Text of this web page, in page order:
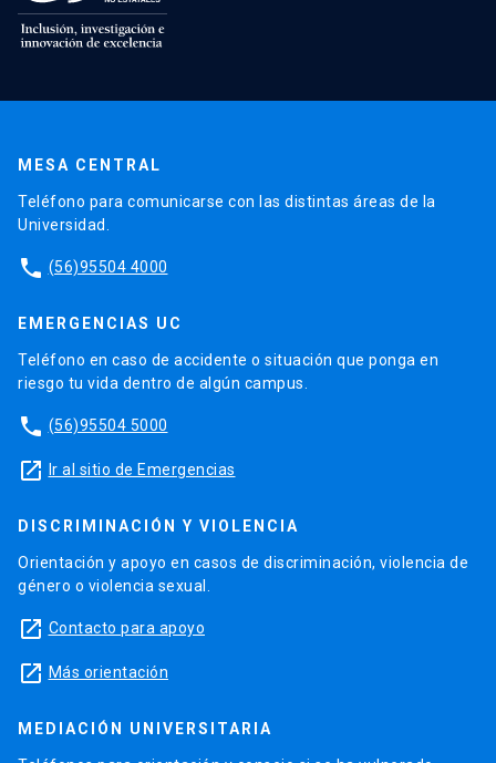
MESA CENTRAL
Teléfono para comunicarse con las distintas áreas de la
Universidad.
phone (56)95504 4000
EMERGENCIAS UC
Teléfono en caso de accidente o situación que ponga en
riesgo tu vida dentro de algún campus.
phone (56)95504 5000
launch Ir al sitio de Emergencias
DISCRIMINACIÓN Y VIOLENCIA
Orientación y apoyo en casos de discriminación, violencia de
género o violencia sexual.
launch Contacto para apoyo
launch Más orientación
MEDIACIÓN UNIVERSITARIA